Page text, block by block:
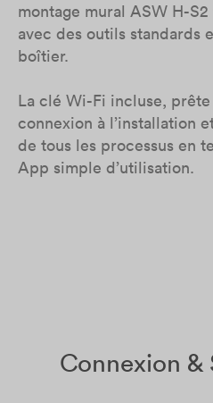
montage mural ASW H-
avec des outils standards
boîtier.
La clé Wi-Fi incluse,
connexion à l’installation
de tous les processus en
App simple d’utilisation.
Connexion &